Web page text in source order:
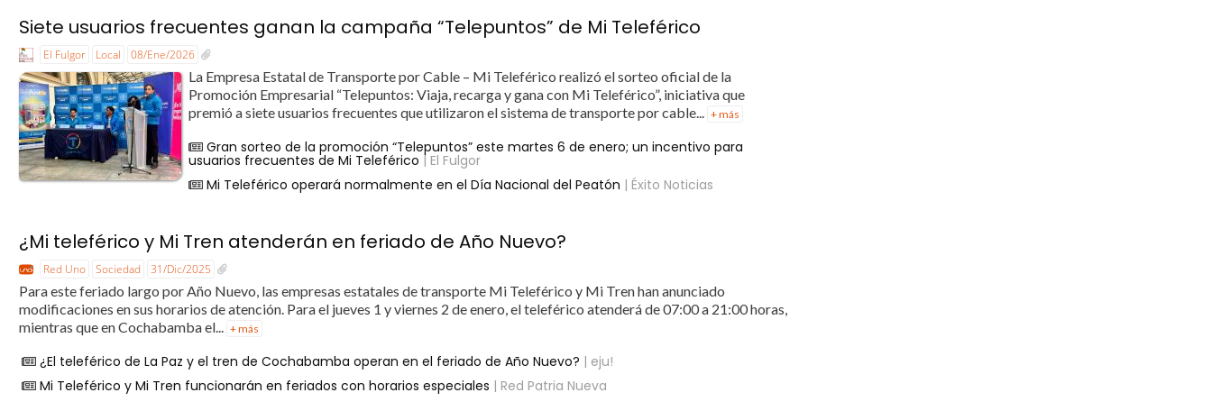
Siete usuarios frecuentes ganan la campaña “Telepuntos” de Mi Teleférico
El Fulgor Local 08/Ene/2026
La Empresa Estatal de Transporte por Cable – Mi Teleférico realizó el sorteo oficial de la
Promoción Empresarial “Telepuntos: Viaja, recarga y gana con Mi Teleférico”, iniciativa que
premió a siete usuarios frecuentes que utilizaron el sistema de transporte por cable...
+ más
Gran sorteo de la promoción “Telepuntos” este martes 6 de enero; un incentivo para
usuarios frecuentes de Mi Teleférico | El Fulgor
Mi Teleférico operará normalmente en el Día Nacional del Peatón | Éxito Noticias
¿Mi teleférico y Mi Tren atenderán en feriado de Año Nuevo?
Red Uno Sociedad 31/Dic/2025
Para este feriado largo por Año Nuevo, las empresas estatales de transporte Mi Teleférico y Mi Tren han anunciado
modificaciones en sus horarios de atención. Para el jueves 1 y viernes 2 de enero, el teleférico atenderá de 07:00 a 21:00 horas,
mientras que en Cochabamba el... + más
¿El teleférico de La Paz y el tren de Cochabamba operan en el feriado de Año Nuevo? | eju!
Mi Teleférico y Mi Tren funcionarán en feriados con horarios especiales | Red Patria Nueva